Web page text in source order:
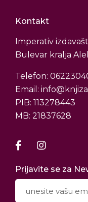
Kontakt
Imperativ
Bulevar kralja
Telefon:
Email:
PIB: 113278443
MB: 21837628
Prijavite se za